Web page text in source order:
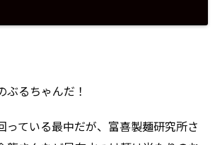
ぶるちゃんだ！
っている最中だが、富喜製麺研究所さ